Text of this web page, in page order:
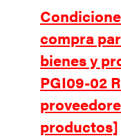
compra
bienes y
PGI09-02
productos]